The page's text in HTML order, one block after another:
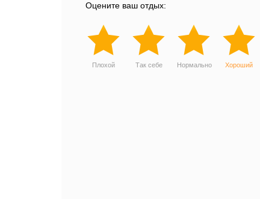
Оцените ваш отдых:
Плохой Так себе Нормально Хороший